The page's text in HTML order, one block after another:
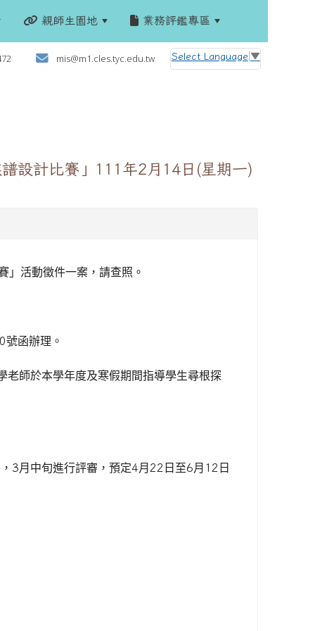
親師生園地 業務評鑑專區
mis@m1.cles.tyc.edu.tw Select Language ▼
設計比賽」111年2月14日(星期一)
」活動徵件一案，請查照。
號函辦理。
老師於本學年度及寒假期間指導學生尋根探
3月中旬進行評審，預定4月 22 日至6月 12 日